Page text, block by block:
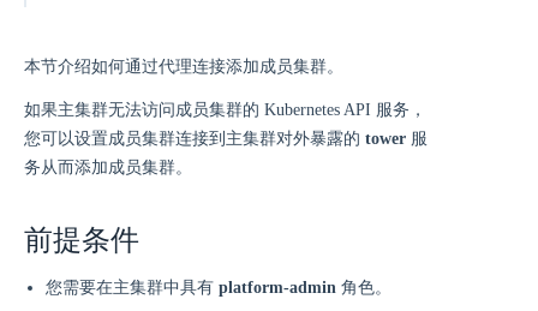
本节介绍如何通过代理连接添加成员集群。
如果主集群无法访问成员集群的 Kubernetes API 服务，
您可以设置成员集群连接到主集群对外暴露的 tower 服
务从而添加成员集群。
前提条件
您需要在主集群中具有 platform-admin 角色。